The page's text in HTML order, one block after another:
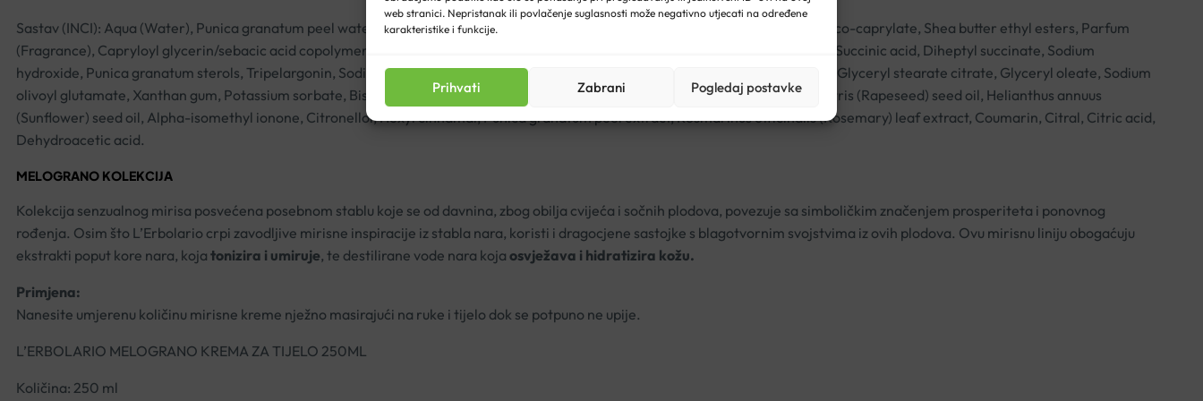
web stranici. Nepristanak ili povlačenje suglasnosti može negativno utjecati na određene
karakteristike i funkcije.
Prihvati Zabrani Pogledaj postavke
Sastav (INCI): Aqua (Water), Punica granatum peel water, Glycerin, Hydrogenated farnesene, Glyceryl behenate, Stearic acid, Coco-caprylate, Shea butter ethyl esters, Parfum
(Fragrance), Capryloyl glycerin/sebacic acid copolymer, Olea europaea (Olive) fruit oil, Olea europaea (Olive) oil unsaponifiables, Succinic acid, Diheptyl succinate, Sodium
hydroxide, Punica granatum sterols, Tripelargonin, Sodium benzoate, Benzyl alcohol, Punica granatum fruit juice, Behenyl alcohol, Glyceryl stearate citrate, Glyceryl oleate, Sodium
olivoyl glutamate, Xanthan gum, Potassium sorbate, Bisabolol, Tocopherol, Limonene, Linalool, Sodium phytate, Brassica campestris (Rapeseed) seed oil, Helianthus annuus
(Sunflower) seed oil, Alpha-isomethyl ionone, Citronellol, Hexyl cinnamal, Punica granatum peel extract, Rosmarinus officinalis (Rosemary) leaf extract, Coumarin, Citral, Citric acid,
Dehydroacetic acid.
MELOGRANO KOLEKCIJA
Kolekcija senzualnog mirisa posvećena posebnom stablu koje se od davnina, zbog obilja cvijeća i sočnih plodova, povezuje sa simboličkim značenjem prosperiteta i ponovnog
rođenja. Osim što L’Erbolario crpi zavodljive mirisne inspiracije iz stabla nara, koristi i dragocjene sastojke s blagotvornim svojstvima iz ovih plodova. Ovu mirisnu liniju obogaćuju
ekstrakti poput kore nara, koja tonizira i umiruje, te destilirane vode nara koja osvježava i hidratizira kožu.
Primjena:
Nanesite umjerenu količinu mirisne kreme nježno masirajući na ruke i tijelo dok se potpuno ne upije.
L’ERBOLARIO MELOGRANO KREMA ZA TIJELO 250ML
Količina: 250 ml